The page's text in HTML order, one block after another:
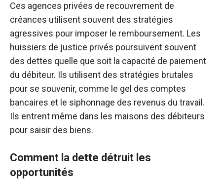
Ces agences privées de recouvrement de
créances utilisent souvent des stratégies
agressives pour imposer le remboursement. Les
huissiers de justice privés poursuivent souvent
des dettes quelle que soit la capacité de paiement
du débiteur. Ils utilisent des stratégies brutales
pour se souvenir, comme le gel des comptes
bancaires et le siphonnage des revenus du travail.
Ils entrent même dans les maisons des débiteurs
pour saisir des biens.
Comment la dette détruit les
opportunités